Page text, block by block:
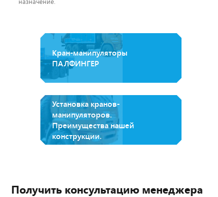
Кран-манипуляторы
ПАЛФИНГЕР
Установка кранов-
манипуляторов.
Преимущества нашей
конструкции.
Получить консультацию менеджера